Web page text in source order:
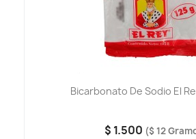
Bicarbonato De Sodio El
$ 1.500 ($ 12